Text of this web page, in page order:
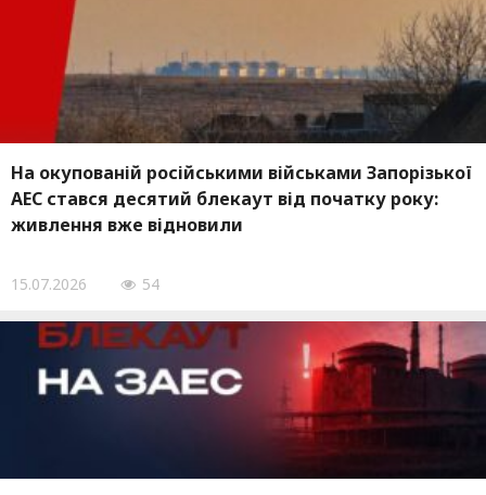
На окупованій російськими військами Запорізької
АЕС стався десятий блекаут від початку року:
живлення вже відновили
15.07.2026 54